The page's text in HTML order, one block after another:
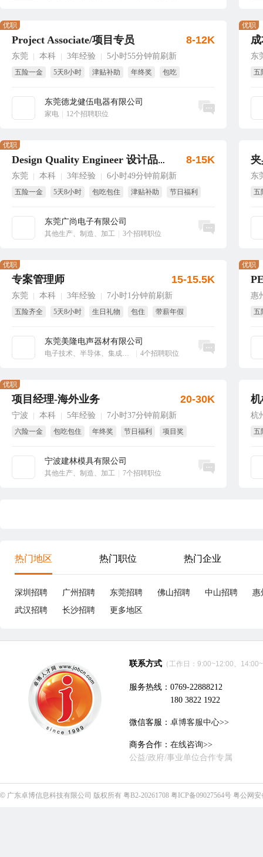
Project Associate/项目专员
东莞 本科 3年经验 5小时55分钟前刷新
五险一金 5天8小时 津贴补助 年终奖
包吃
东莞德龙健伍电器有限公司
家电 12个招聘职位
优职
8-12K
立即沟通
东
五
优职
Design Quality Engineer 设计品质工程师
东莞 本科 3年经验 6小时49分钟前刷新
五险一金 5天8小时 包吃包住 津贴补助
节日福利
东莞广尚电子有限公司
其他生产、制造、加工 3个招聘职位
优职
8-15K
立即沟通
东
五
专案管理师
东莞 本科 3年经验 7小时1分钟前刷新
五险齐全 5天8小时 生日礼物 包住 带薪年假
东莞美隆电声器材有限公司
电子技术、半导体、集成电路 4个招聘职位
优职
15-15.5K
立即沟通
惠
五
优职
项目经理-海外业务
宁波 本科 5年经验 7小时37分钟前刷新
六险一金 包吃包住 年终奖 节日福利
项目奖
宁波建林模具有限公司
其他生产、制造、加工 7个招聘职位
优职
20-30K
立即沟通
杭
五
热门地区 热门职位 热门企业
深圳招聘 广州招聘 东莞招聘 佛山招聘 中山招聘
惠
武汉招聘
长沙招聘 更多地区
联系方式 （工作日：9:00~12:00、
服务热线：0769-22888212
180 3822 1922
微信客服： 卓博客服中心>>
商务合作： 在线咨询>>
公益/政府/事业单位合作专属
© 广东卓博信息科技有限公司 版权所有 粤B2-20261708 粤ICP备09027564号 粤公网安